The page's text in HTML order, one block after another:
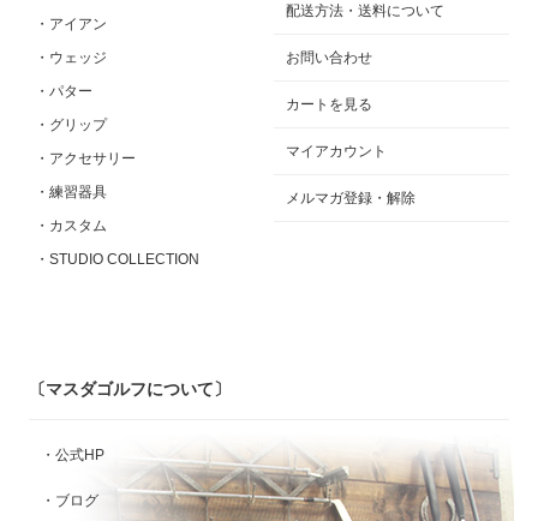
・アイアン
・ウェッジ
・パター
・グリップ
・アクセサリー
・練習器具
・カスタム
・STUDIO COLLECTION
配送方法・送料について
お問い合わせ
カートを見る
マイアカウント
メルマガ登録・解除
〔マスダゴルフについて〕
・公式HP
・ブログ